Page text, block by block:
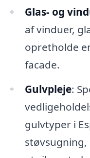
Glas- og
af vinduer,
opretholde
facade.
Gulvpleje:
gulvtyper i